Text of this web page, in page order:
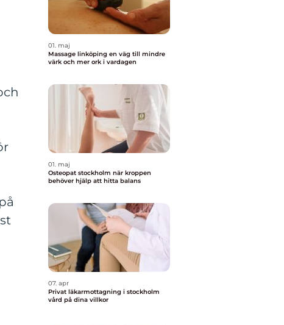
01. maj
Massage linköping en väg till mindre
värk och mer ork i vardagen
01. maj
Osteopat stockholm när kroppen
behöver hjälp att hitta balans
07. apr
Privat läkarmottagning i stockholm
vård på dina villkor